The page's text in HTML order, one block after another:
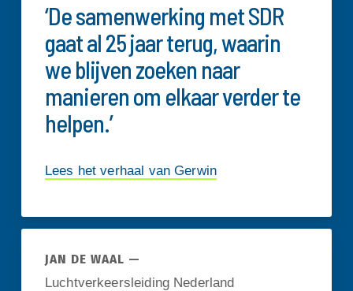
‘De samenwerking met SDR
gaat al 25 jaar terug, waarin
we blijven zoeken naar
manieren om elkaar verder te
helpen.’
Lees het verhaal van Gerwin
JAN DE WAAL —
Luchtverkeersleiding Nederland